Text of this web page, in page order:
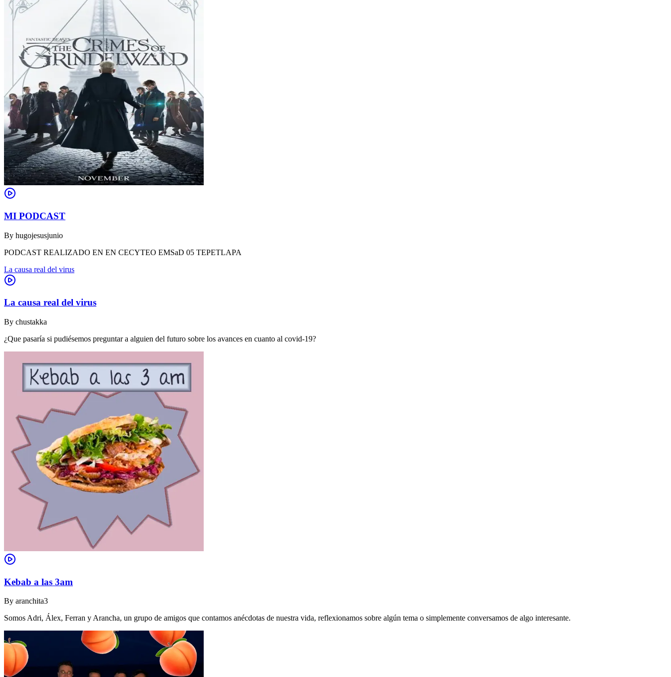
MI PODCAST
By hugojesusjunio
PODCAST REALIZADO EN EN CECYTEO EMSaD 05 TEPETLAPA
La causa real del virus
La causa real del virus
By chustakka
¿Que pasaría si pudiésemos preguntar a alguien del futuro sobre los avances en cuanto al covid-19?
Kebab a las 3am
By aranchita3
Somos Adri, Álex, Ferran y Arancha, un grupo de amigos que contamos anécdotas de nuestra vida, reflexionamos sobre algún tema o simplemente conversamos de algo interesante.